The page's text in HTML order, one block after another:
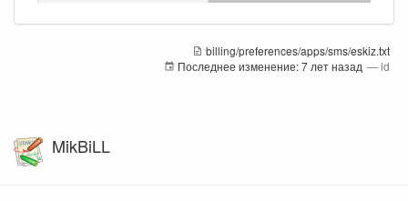
billing/preferences/apps/sms/eskiz.txt
Последнее изменение:7 лет назад —ld
MikBiLL